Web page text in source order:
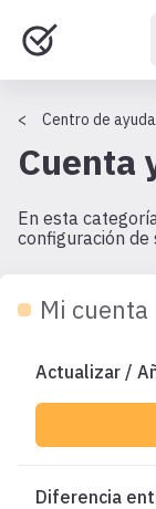
Centro de
Cuenta
En esta
configuración de
Mi cuenta
Actualizar /
Diferencia